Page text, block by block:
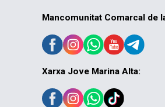
Mancomunitat Comarcal de
Xarxa Jove Marina Alta: